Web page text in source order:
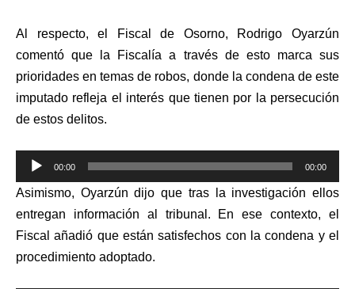
Al respecto, el Fiscal de Osorno, Rodrigo Oyarzún
comentó que la Fiscalía a través de esto marca sus
prioridades en temas de robos, donde la condena de este
imputado refleja el interés que tienen por la persecución
de estos delitos.
Reproductor
de
audio
00:00 00:00
Asimismo, Oyarzún dijo que tras la investigación ellos
entregan información al tribunal. En ese contexto, el
Fiscal añadió que están satisfechos con la condena y el
procedimiento adoptado.